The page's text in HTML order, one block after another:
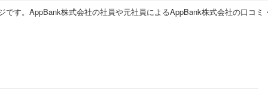
す。AppBank株式会社の社員や元社員によるAppBank株式会社の口コ